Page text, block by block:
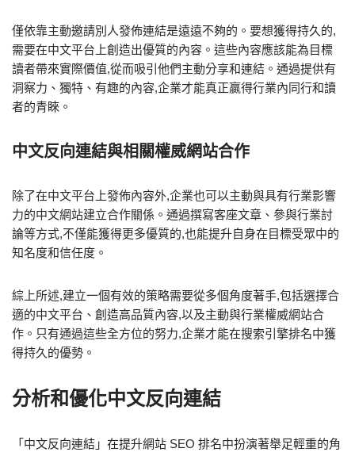
僅依靠主動邀請別人發佈連結是遠遠不夠的。要想獲得持久的,
需要在中文平台上創造出優質的內容。這些內容應該能為目標
讀者帶來實際價值,從而吸引他們主動分享和連結。通過提供有
洞察力、獨特、有趣的內容,企業才能真正贏得行業內同行和讀
者的青睞。
中文反向連結與相關權威網站合作
除了在中文平台上發佈內容外,企業也可以主動與具有行業影響
力的中文網站建立合作關係。通過撰寫客座文章、參與行業討
論等方式,不僅能獲得更多優質的,也能提升自身在目標受眾中的
知名度和信任度。
綜上所述,建立一個有效的策略需要從多個角度著手,包括選擇合
適的中文平台、創造高品質內容,以及主動與行業權威網站合
作。只有通過這些全方位的努力,企業才能在搜索引擎排名中獲
得持久的優勢。
分析和優化中文反向連結
「中文反向連結」在提升網站 SEO 排名中扮演著舉足輕重的角